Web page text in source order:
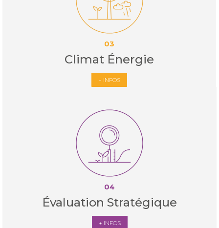
03
Climat Énergie
+ INFOS
04
Évaluation Stratégique
+ INFOS